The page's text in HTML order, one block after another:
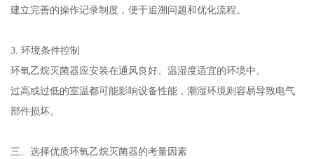
建立完善的操作记录制度，便于追溯问题和优化流程。
3. 环境条件控制
环氧乙烷灭菌器应安装在通风良好、温湿度适宜的环境中。
过高或过低的室温都可能影响设备性能，潮湿环境则容易导致电气
部件损坏。
三、选择优质环氧乙烷灭菌器的考量因素